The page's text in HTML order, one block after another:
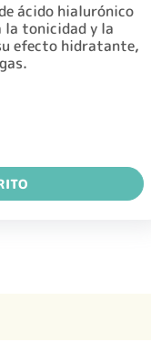
ácido hialurónico
la tonicidad y la
efecto hidratante,
cantidad